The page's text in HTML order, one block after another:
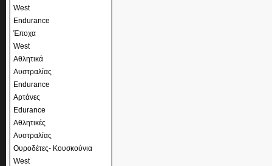
West
Endurance
Έποχα
West
Αθλητικά
Αυστραλίας
Endurance
Αρτάνες
Edurance
Αθλητικές
Αυστραλίας
Ουροδέτες- Κουσκούνια
West